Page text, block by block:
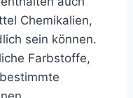
Chemikalien,
sein können.
Farbstoffe,